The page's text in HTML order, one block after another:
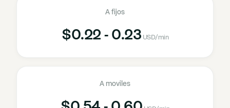
A fijos
$0.22 - 0.23 USD/min
A moviles